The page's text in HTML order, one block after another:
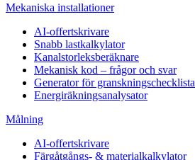
Mekaniska installationer
AI-offertskrivare
Snabb lastkalkylator
Kanalstorleksberäknare
Mekanisk kod – frågor och svar
Generator för
Energiräkningsanalysator
Målning
AI-offertskrivare
Färgåtgångs- & materialkalkylator